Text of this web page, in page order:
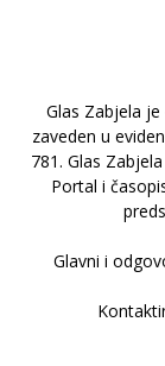
Glas Zabjela
zaveden u
781. Glas
Portal i
Glavni i